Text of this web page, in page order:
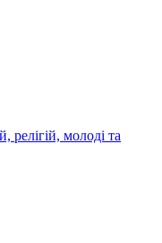
релігій, молоді та